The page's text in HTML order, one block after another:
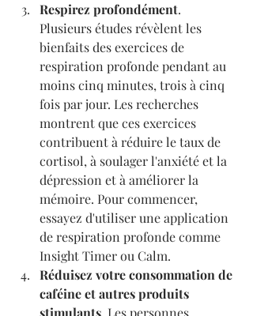
Respirez profondément.
Plusieurs études révèlent les
bienfaits des exercices de
respiration profonde pendant au
moins cinq minutes, trois à cinq
fois par jour. Les recherches
montrent que ces exercices
contribuent à réduire le taux de
cortisol, à soulager l'anxiété et la
dépression et à améliorer la
mémoire. Pour commencer,
essayez d'utiliser une application
de respiration profonde comme
Insight Timer ou Calm.
Réduisez votre consommation de
caféine et autres produits
stimulants . Les personnes